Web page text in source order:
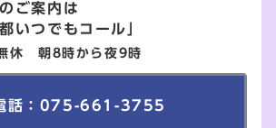
ご案内は
都いつでもコール」
休 朝8時から夜9時
話：075-661-3755